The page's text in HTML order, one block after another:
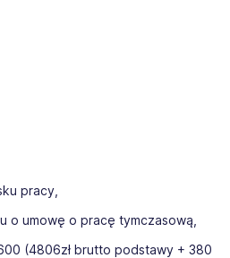
pracy,
o umowę o pracę tymczasową,
(4806zł brutto podstawy + 380